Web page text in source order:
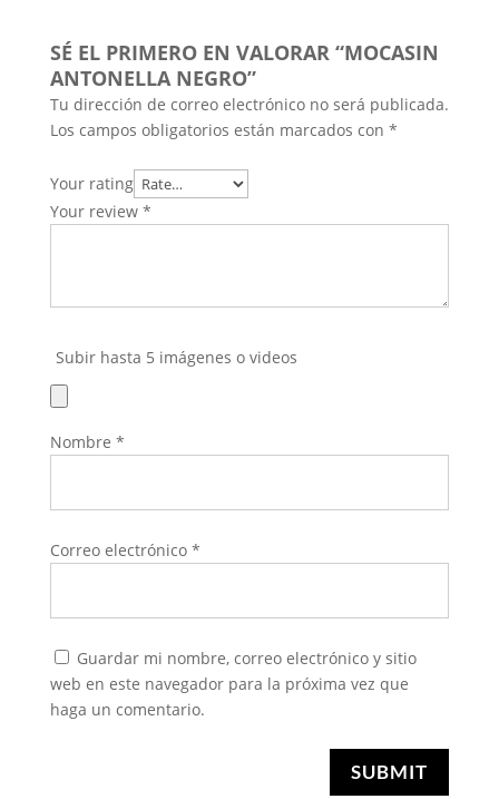
SÉ EL PRIMERO EN VALORAR “MOCASIN
ANTONELLA NEGRO”
Tu dirección de correo electrónico no será publicada.
Los campos obligatorios están marcados con *
Your rating
Your review *
Subir hasta 5 imágenes o videos
Nombre *
Correo electrónico *
Guardar mi nombre, correo electrónico y sitio
web en este navegador para la próxima vez que
haga un comentario.
SUBMIT